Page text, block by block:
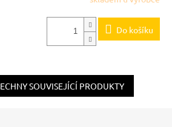
Do košíku
SOUVISEJÍCÍ PRODUKTY